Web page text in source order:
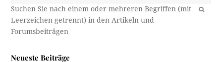
OK
Neueste Beiträge